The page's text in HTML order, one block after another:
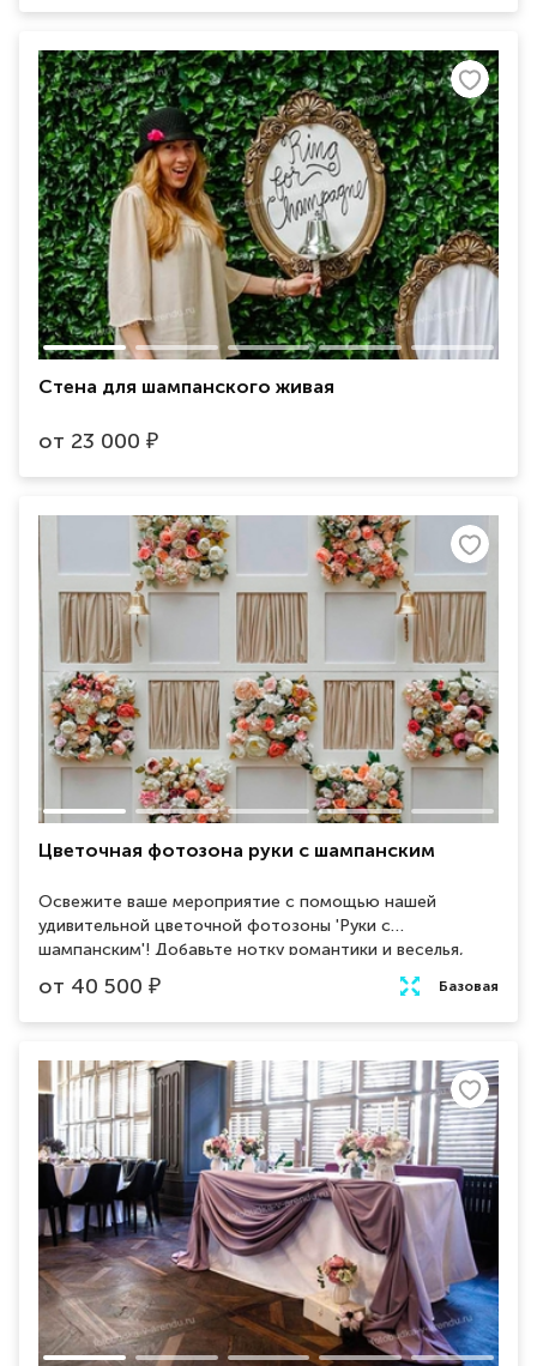
Стена для шампанского живая
от 23 000 ₽
Цветочная фотозона руки с шампанским
Освежите ваше мероприятие с помощью нашей
удивительной цветочной фотозоны 'Руки с
шампанским'! Добавьте нотку романтики и веселья,
украшая свои фотографии свежими цветами и бокалом
шампанского. Создайте моменты волшебства и
запечатлейте незабываемые воспоминания с нашей
от 40 500 ₽ Базовая